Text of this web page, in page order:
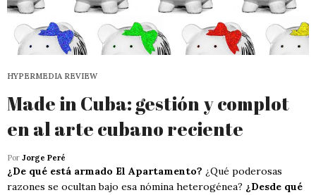
HYPERMEDIA REVIEW
Made in Cuba: gestión y complot
en al arte cubano reciente
Por Jorge Peré
¿De qué está armado El Apartamento? ¿Qué poderosas
razones se ocultan bajo esa nómina heterogénea? ¿Desde qué